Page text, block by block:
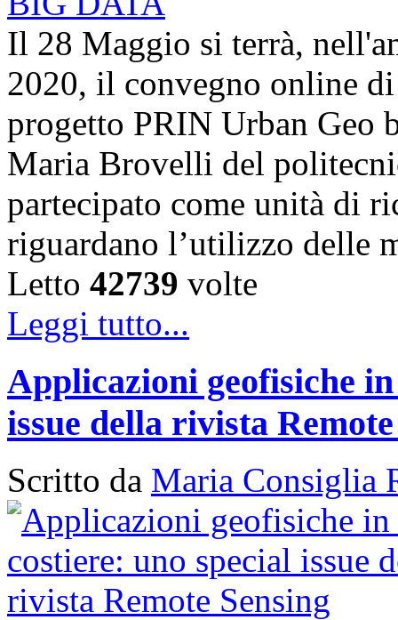
Il 28 Maggio si terrà,
2020, il convegno online
progetto PRIN Urban Geo
Maria Brovelli del
partecipato come unità di
riguardano l’utilizzo delle
Letto 42739 volte
Leggi tutto...
Applicazioni geofisiche
issue della rivista
Scritto da Maria Consiglia